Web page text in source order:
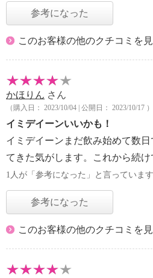
参考になった
このお客様の他のクチコミを
かほりん さん
（購入日： 2023/10/04 | 公開日： 2023/10/17 ）
イミデイーンいいかも！
イミデイーンまだ飲み始めて数
てきた気がします。これから続け
1人が「参考になった」と言っています
参考になった
このお客様の他のクチコミを